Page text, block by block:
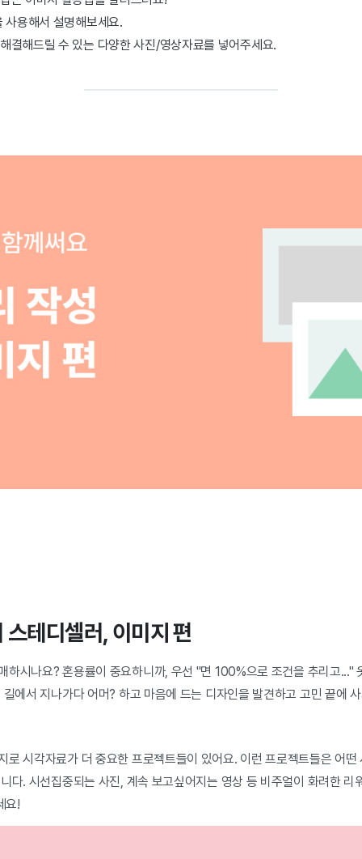
사용해서 설명해보세요.
결해드릴 수 있는 다양한 사진/영상자료를 넣어주세요.
테디셀러, 이미지 편
하시나요? 혼용률이 중요하니까, 우선 "면 100%으로 조건을 추리고..."
에서 지나가다 어머? 하고 마음에 드는 디자인을 발견하고 고민 끝에
로 시각자료가 더 중요한 프로젝트들이 있어요. 이런 프로젝트들은 어
다. 시선집중되는 사진, 계속 보고싶어지는 영상 등 비주얼이 화려한 리
요!